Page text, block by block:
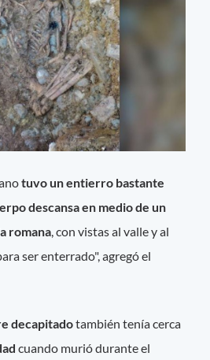
tuvo un entierro bastante
descansa en medio de un
romana, con vistas al valle y al
ser enterrado", agregó el
decapitadotambién tenía cerca
cuando murió durante el